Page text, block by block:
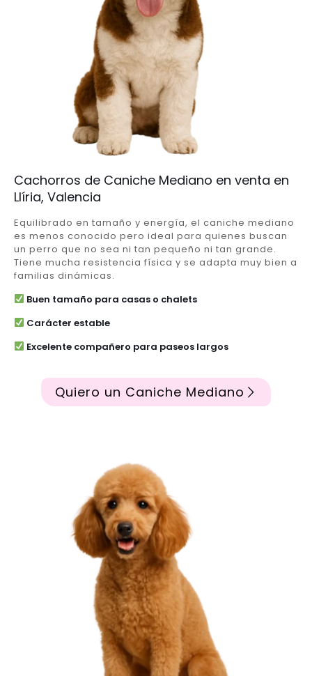
Cachorros de Caniche Mediano en venta en
Llíria, Valencia
Equilibrado en tamaño y energía, el caniche mediano
es menos conocido pero ideal para quienes buscan
un perro que no sea ni tan pequeño ni tan grande.
Tiene mucha resistencia física y se adapta muy bien a
familias dinámicas.
Buen tamaño para casas o chalets
Carácter estable
Excelente compañero para paseos largos
Quiero un Caniche Mediano